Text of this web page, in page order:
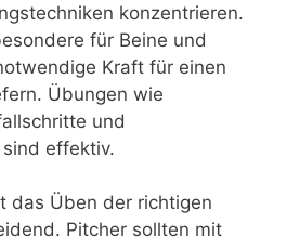
konzentrieren.
für Beine und
Kraft für einen
Übungen wie
und
effektiv.
das Üben der richtigen
Pitcher sollten mit